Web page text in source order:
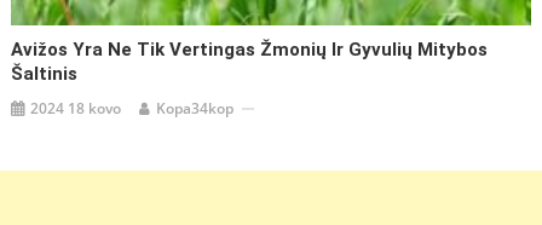
Avižos Yra Ne Tik Vertingas Žmonių Ir Gyvulių Mitybos
Šaltinis
2024 18 kovo Kopa34kop